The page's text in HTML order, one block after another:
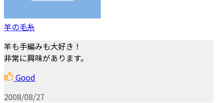
羊の毛糸
羊も手編みも大好き！
非常に興味があります。
Good
2008/08/27